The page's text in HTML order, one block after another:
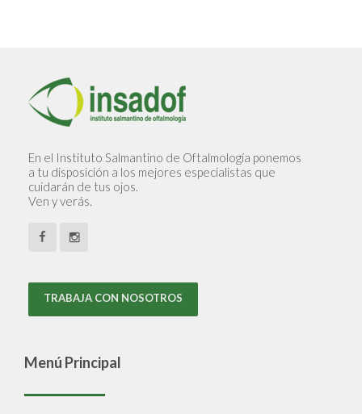
En el Instituto Salmantino de Oftalmología ponemos
a tu disposición a los mejores especialistas que
cuidarán de tus ojos.
Ven y verás.
TRABAJA CON NOSOTROS
Menú Principal